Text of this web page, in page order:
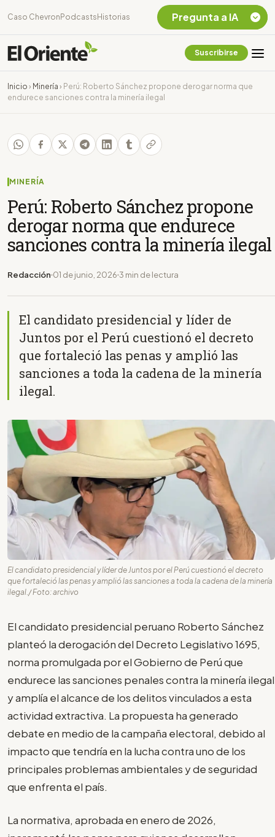
Caso Chevron Podcasts Historias
Suscribirse
Inicio › Minería › Perú: Roberto Sánchez propone derogar norma que
endurece sanciones contra la minería ilegal
MINERÍA
Perú: Roberto Sánchez propone
derogar norma que endurece
sanciones contra la minería ilegal
Redacción 01 de junio, 2026 3 min de lectura
El candidato presidencial y líder de
Juntos por el Perú cuestionó el decreto
que fortaleció las penas y amplió las
sanciones a toda la cadena de la minería
ilegal.
El candidato presidencial y líder de Juntos por el Perú cuestionó el decreto
que fortaleció las penas y amplió las sanciones a toda la cadena de la minería
ilegal./ Foto: archivo
El candidato presidencial peruano Roberto Sánchez
planteó la derogación del Decreto Legislativo 1695,
norma promulgada por el Gobierno de Perú que
endurece las sanciones penales contra la minería ilegal
y amplía el alcance de los delitos vinculados a esta
actividad extractiva. La propuesta ha generado
debate en medio de la campaña electoral, debido al
impacto que tendría en la lucha contra uno de los
principales problemas ambientales y de seguridad
que enfrenta el país.
La normativa, aprobada en enero de 2026,
Pregunta a IA
Chevron Ecuador